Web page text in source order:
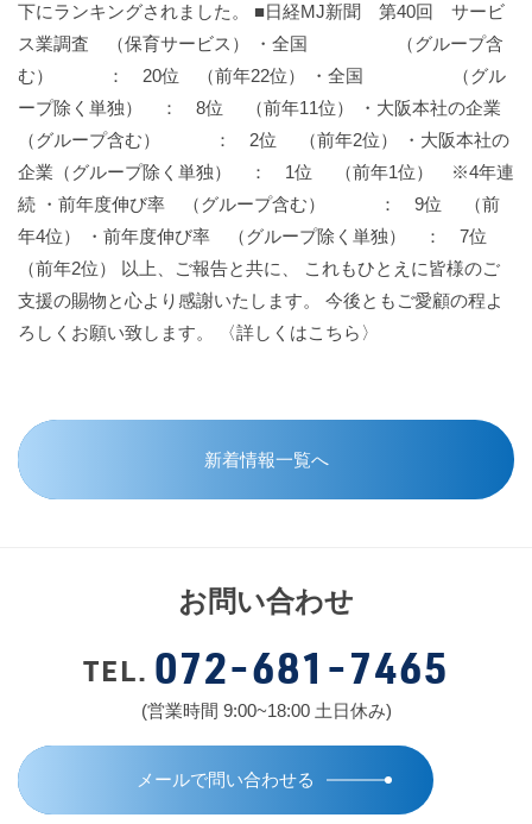
下にランキングされました。 ■日経MJ新聞 第40回 サービ
ス業調査 （保育サービス） ・全国 （グループ含
む） ： 20位 （前年22位） ・全国 （グル
ープ除く単独） ： 8位 （前年11位） ・大阪本社の企業
（グループ含む） ： 2位 （前年2位） ・大阪本社の
企業（グループ除く単独） ： 1位 （前年1位） ※4年連
続 ・前年度伸び率 （グループ含む） ： 9位 （前
年4位） ・前年度伸び率 （グループ除く単独） ： 7位
（前年2位） 以上、ご報告と共に、 これもひとえに皆様のご
支援の賜物と心より感謝いたします。 今後ともご愛顧の程よ
ろしくお願い致します。
〈詳しくはこちら〉
新着情報一覧へ
お問い合わせ
TEL. 072-681-7465
(営業時間 9:00~18:00 土日休み)
メールで問い合わせる